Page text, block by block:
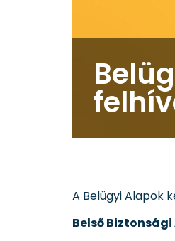
A Belügyi Alapok
Belső Biztonsági